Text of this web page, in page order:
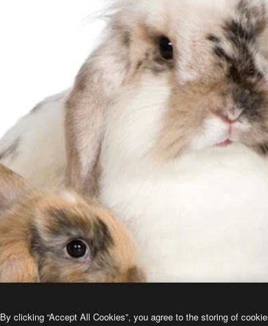
By clicking “Accept All Cookies”, you agree to the storing of